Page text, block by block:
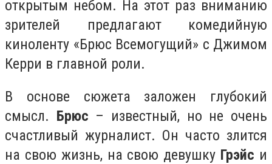
открытым небом. На этот раз вниманию
зрителей предлагают комедийную
киноленту «Брюс Всемогущий» с Джимом
Керри в главной роли.
В основе сюжета заложен глубокий
смысл. Брюс – известный, но не очень
счастливый журналист. Он часто злится
на свою жизнь, на свою девушку Грэйс и